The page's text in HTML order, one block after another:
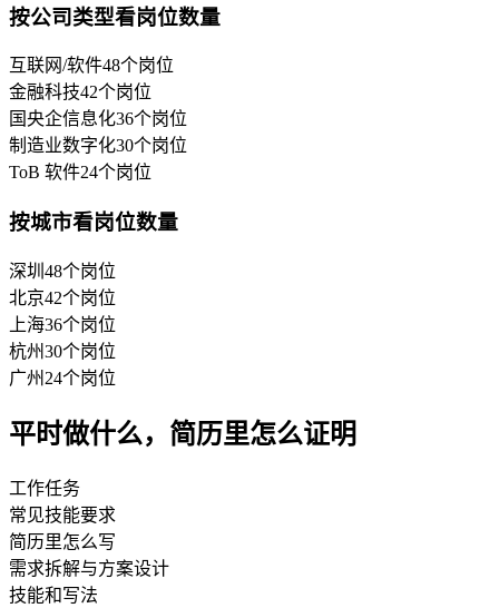
按公司类型看岗位数量
互联网/软件48个岗位
金融科技42个岗位
国央企信息化36个岗位
制造业数字化30个岗位
ToB 软件24个岗位
按城市看岗位数量
深圳 48个岗位
北京42个岗位
上海36个岗位
杭州30个岗位
广州 24个岗位
平时做什么，简历里怎么证明
工作任务
常见技能要求
简历里怎么写
需求拆解与方案设计
技能和写法